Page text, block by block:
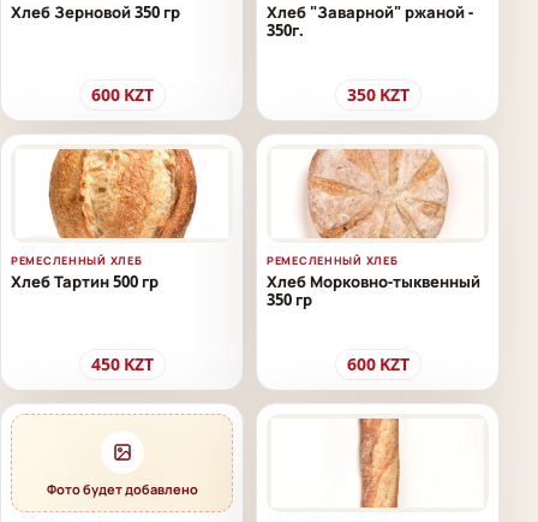
Хлеб Зерновой 350 гр
600 KZT
Хлеб "Заварной" ржаной -
350г.
350 KZT
РЕМЕСЛЕННЫЙ ХЛЕБ
Хлеб Тартин 500 гр
450 KZT
РЕМЕСЛЕННЫЙ ХЛЕБ
Хлеб Морковно-тыквенный
350 гр
600 KZT
Фото будет добавлено